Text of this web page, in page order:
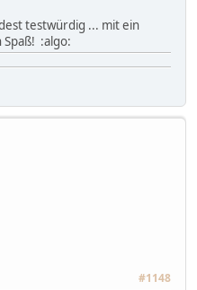
testwürdig ... mit ein
Spaß! :algo:
#1148